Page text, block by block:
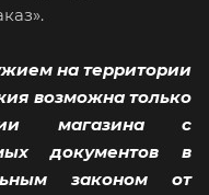
на территории
возможна только
магазина с
документов в
законом от